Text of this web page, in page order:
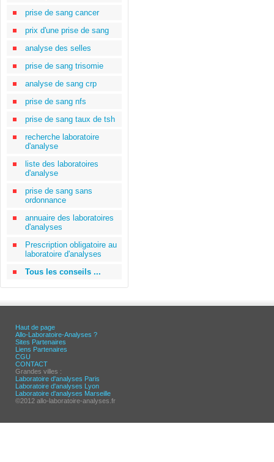
prise de sang cancer
prix d'une prise de sang
analyse des selles
prise de sang trisomie
analyse de sang crp
prise de sang nfs
prise de sang taux de tsh
recherche laboratoire
d'analyse
liste des laboratoires
d'analyse
prise de sang sans
ordonnance
annuaire des laboratoires
d'analyses
Prescription obligatoire au
laboratoire d'analyses
Tous les conseils ...
Haut de page
Allo-Laboratoire-Analyses ?
Sites Partenaires
Liens Partenaires
CGU
CONTACT
Grandes villes :
Laboratoire d'analyses Paris
Laboratoire d'analyses Lyon
Laboratoire d'analyses Marseille
©2012 allo-laboratoire-analyses.fr